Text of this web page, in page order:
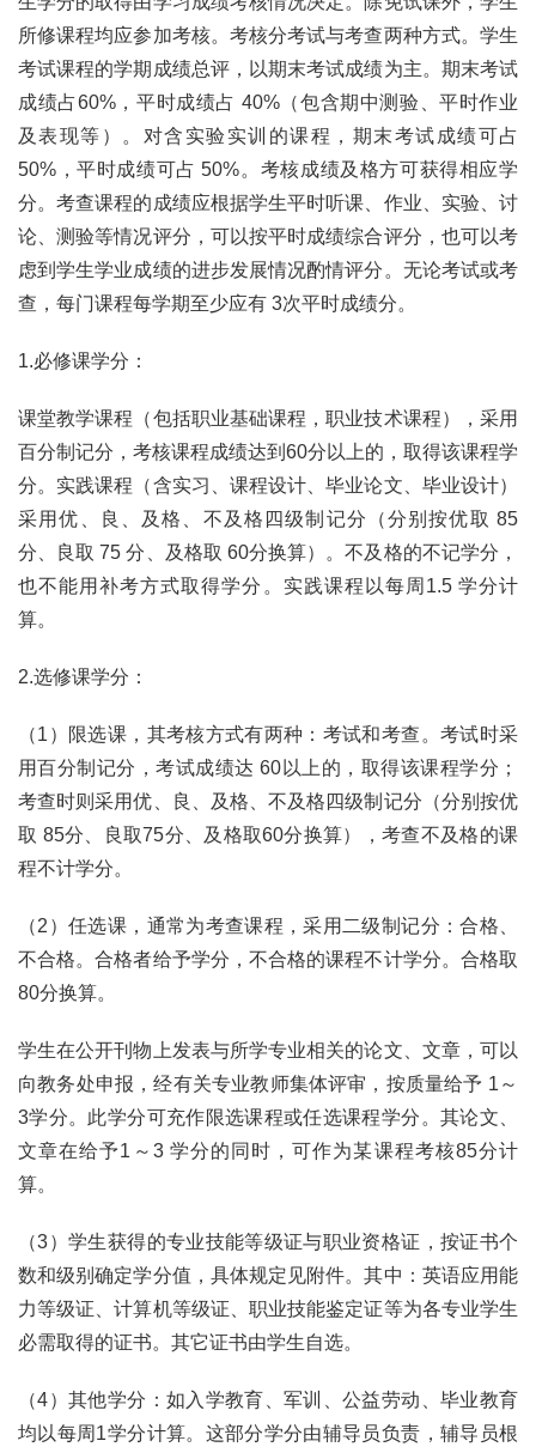
所修课程均应参加考核。考核分考试与考查两种方式。学生
考试课程的学期成绩总评，以期末考试成绩为主。期末考试
成绩占60%，平时成绩占 40%（包含期中测验、平时作业
及表现等）。对含实验实训的课程，期末考试成绩可占
50%，平时成绩可占 50%。考核成绩及格方可获得相应学
分。考查课程的成绩应根据学生平时听课、作业、实验、讨
论、测验等情况评分，可以按平时成绩综合评分，也可以考
虑到学生学业成绩的进步发展情况酌情评分。无论考试或考
查，每门课程每学期至少应有 3次平时成绩分。
1.必修课学分：
课堂教学课程（包括职业基础课程，职业技术课程），采用
百分制记分，考核课程成绩达到60分以上的，取得该课程学
分。实践课程（含实习、课程设计、毕业论文、毕业设计）
采用优、良、及格、不及格四级制记分（分别按优取 85
分、良取 75 分、及格取 60分换算）。不及格的不记学分，
也不能用补考方式取得学分。实践课程以每周1.5 学分计
算。
2.选修课学分：
（1）限选课，其考核方式有两种：考试和考查。考试时采
用百分制记分，考试成绩达 60以上的，取得该课程学分；
考查时则采用优、良、及格、不及格四级制记分（分别按优
取 85分、良取75分、及格取60分换算），考查不及格的课
程不计学分。
（2）任选课，通常为考查课程，采用二级制记分：合格、
不合格。合格者给予学分，不合格的课程不计学分。合格取
80分换算。
学生在公开刊物上发表与所学专业相关的论文、文章，可以
向教务处申报，经有关专业教师集体评审，按质量给予 1～
3学分。此学分可充作限选课程或任选课程学分。其论文、
文章在给予1～3 学分的同时，可作为某课程考核85分计
算。
（3）学生获得的专业技能等级证与职业资格证，按证书个
数和级别确定学分值，具体规定见附件。其中：英语应用能
力等级证、计算机等级证、职业技能鉴定证等为各专业学生
必需取得的证书。其它证书由学生自选。
（4）其他学分：如入学教育、军训、公益劳动、毕业教育
均以每周1学分计算。这部分学分由辅导员负责，辅导员根